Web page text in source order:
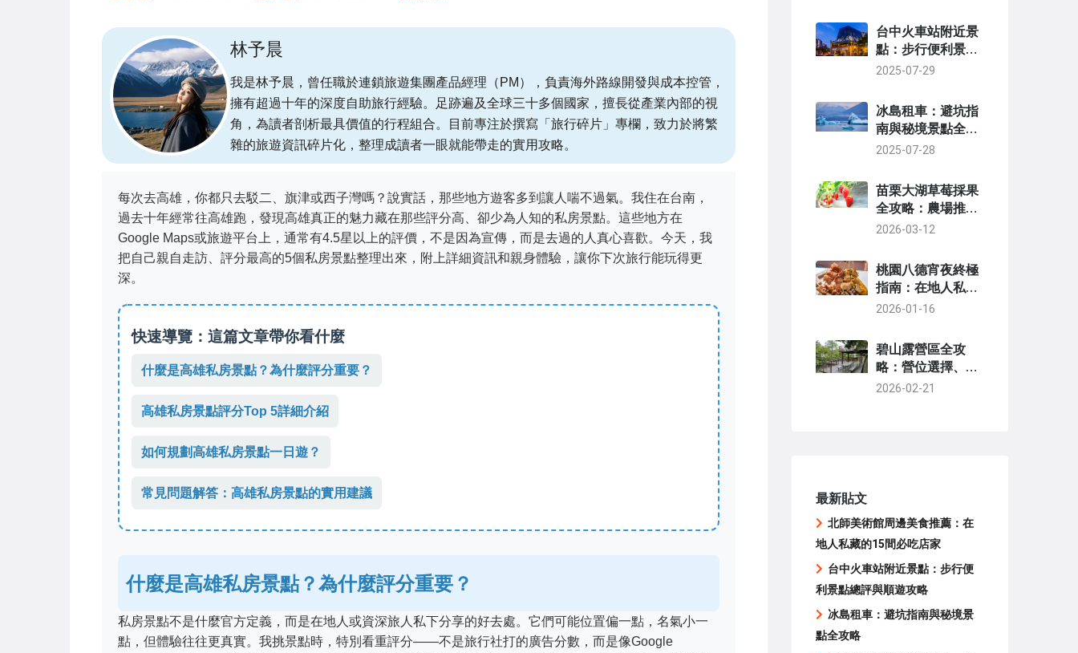
林予晨
我是林予晨，曾任職於連鎖旅遊集團產品經理（PM），負責海外路線開發與成本控管，
擁有超過十年的深度自助旅行經驗。足跡遍及全球三十多個國家，擅長從產業內部的視
角，為讀者剖析最具價值的行程組合。目前專注於撰寫「旅行碎片」專欄，致力於將繁
雜的旅遊資訊碎片化，整理成讀者一眼就能帶走的實用攻略。
每次去高雄，你都只去駁二、旗津或西子灣嗎？說實話，那些地方遊客多到讓人喘不過氣。我住在台南，
過去十年經常往高雄跑，發現高雄真正的魅力藏在那些評分高、卻少為人知的私房景點。這些地方在
Google Maps或旅遊平台上，通常有4.5星以上的評價，不是因為宣傳，而是去過的人真心喜歡。今天，我
把自己親自走訪、評分最高的5個私房景點整理出來，附上詳細資訊和親身體驗，讓你下次旅行能玩得更
深。
快速導覽：這篇文章帶你看什麼
什麼是高雄私房景點？為什麼評分重要？
高雄私房景點評分Top 5詳細介紹
如何規劃高雄私房景點一日遊？
常見問題解答：高雄私房景點的實用建議
什麼是高雄私房景點？為什麼評分重要？
私房景點不是什麼官方定義，而是在地人或資深旅人私下分享的好去處。它們可能位置偏一點，名氣小一
點，但體驗往往更真實。我挑景點時，特別看重評分——不是旅行社打的廣告分數，而是像Google
台中火車站附近景
點：步行便利景點
總評與順遊攻略
2025-07-29
冰島租車：避坑指
南與秘境景點全攻
略
2025-07-28
苗栗大湖草莓採果
全攻略：農場推
薦、季節價格、交
2026-03-12
桃園八德宵夜終極
指南：在地人私藏
美食地圖與深夜食
2026-01-16
碧山露營區全攻
略：營位選擇、交
通路線與周邊景點
2026-02-21
最新貼文
北師美術館周邊美食推薦：在
地人私藏的15間必吃店家
台中火車站附近景點：步行便
利景點總評與順遊攻略
冰島租車：避坑指南與秘境景
點全攻略